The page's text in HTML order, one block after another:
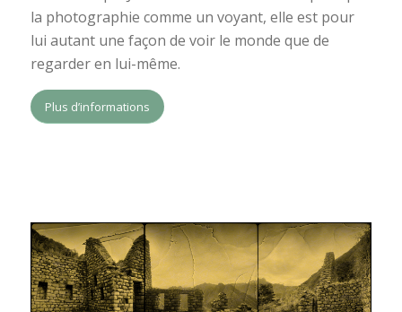
la photographie comme un voyant, elle est pour
lui autant une façon de voir le monde que de
regarder en lui-même.
Plus d’informations